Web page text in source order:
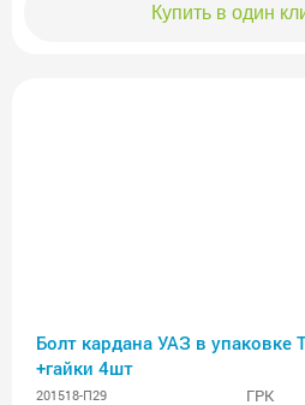
Купить в один
Болт кардана УАЗ в упаковке
+гайки 4шт
201518-П29 ГРК